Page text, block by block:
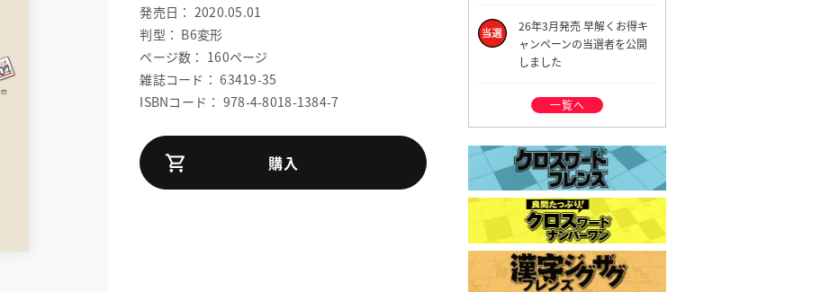
発売日： 2020.05.01
判型： B6変形
ページ数： 160ページ
雑誌コード： 63419-35
ISBNコード： 978-4-8018-1384-7
購入
26年3月発売 早解くお得キ
ャンペーンの当選者を公開
しました
一覧へ